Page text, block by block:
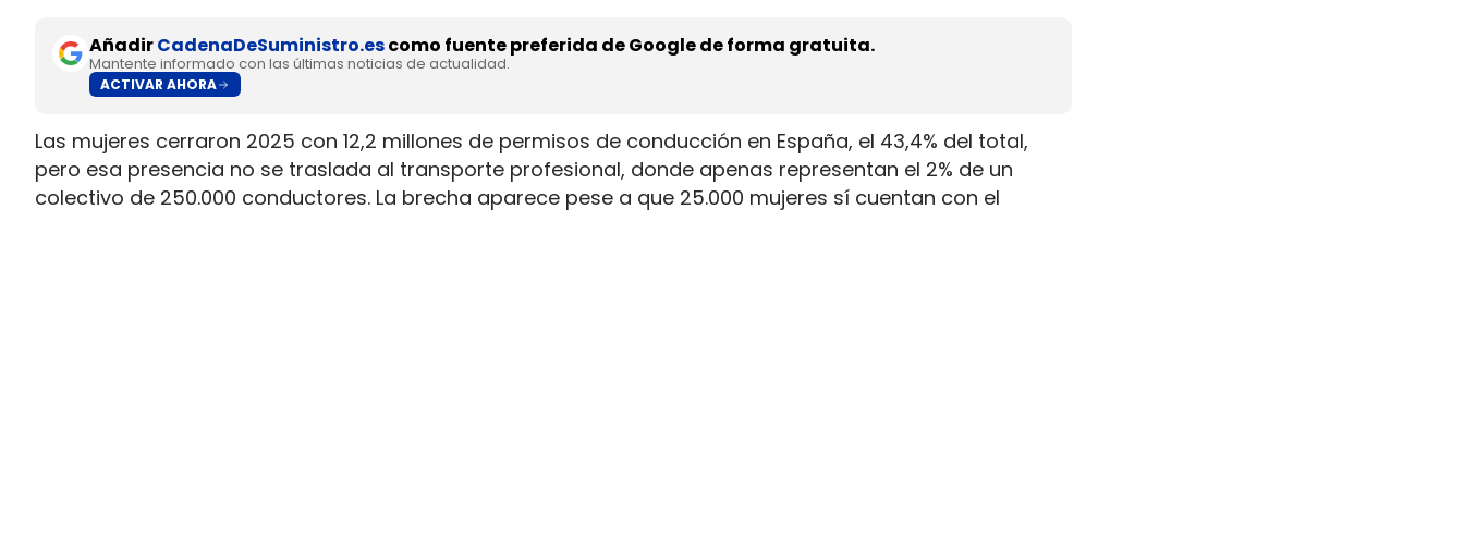
AñadirCadenaDeSuministro.escomo fuente preferida de Google de forma gratuita.
Mantente informado con las últimas noticias de actualidad.
ACTIVAR AHORA
Las mujeres cerraron 2025 con 12,2 millones de permisos de conducción en España, el 43,4% del total,
pero esa presencia no se traslada al transporte profesional, donde apenas representan el 2% de un
colectivo de 250.000 conductores. La brecha aparece pese a que 25.000 mujeres sí cuentan con el